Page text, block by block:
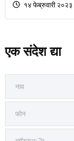
१४ फेब्रुवारी २०२३
एक संदेश द्या